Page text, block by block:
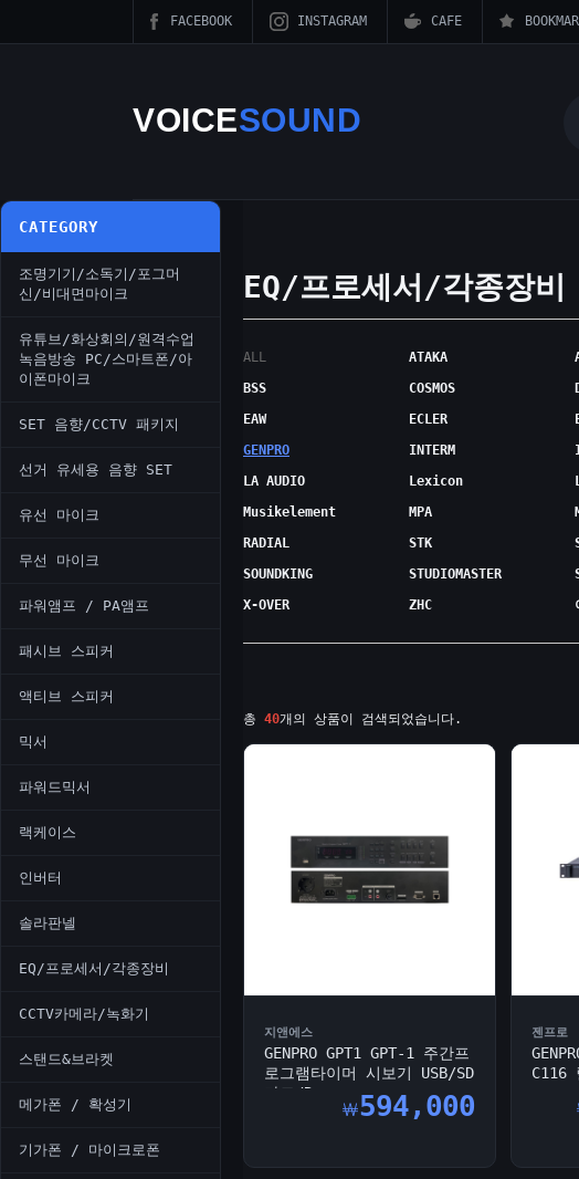
FACEBOOK INSTAGRAM CAFE
VOICESOUND
CATEGORY
조명기기/소독기/포그머
신/비대면마이크
유튜브/화상회의/원격수업
녹음방송 PC/스마트폰/아
이폰마이크
SET 음향/CCTV 패키지
선거 유세용 음향 SET
유선 마이크
무선 마이크
파워앰프 / PA앰프
패시브 스피커
액티브 스피커
믹서
파워드믹서
랙케이스
인버터
솔라판넬
EQ/프로세서/각종장비
CCTV카메라/녹화기
스탠드&브라켓
메가폰 / 확성기
기가폰 / 마이크로폰
EQ/프로세서/각종장비
ALL ATAKA
BSS
COSMOS
EAW
ECLER
GENPRO
INTERM
LA AUDIO
Lexicon
Musikelement
MPA
RADIAL
STK
SOUNDKING
STUDIOMASTER
X-OVER
ZHC
총 40개의 상품이 검색되었습니다.
지앤에스
GENPRO GPT1 GPT-1 주간프
로그램타이머 시보기 USB/SD
카드/R...
￦594,000
젠프로
C116